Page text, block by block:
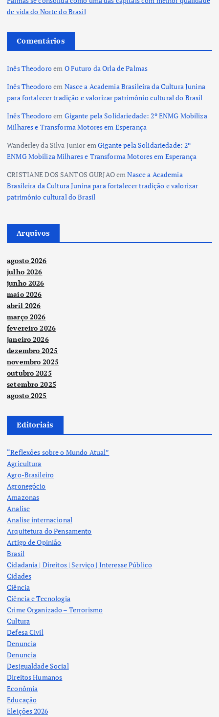
de vida do Norte do Brasil
Comentários
Inês Theodoroem O Futuro da Orla de Palmas
Inês Theodoroem Nasce a Academia Brasileira da Cultura Junina
para fortalecer tradição e valorizar patrimônio cultural do Brasil
Inês Theodoroem Gigante pela Solidariedade: 2º ENMG Mobiliza
Milhares e Transforma Motores em Esperança
Wanderley da Silva JunioremGigante pela Solidariedade: 2º
ENMG Mobiliza Milhares e Transforma Motores em Esperança
CRISTIANE DOS SANTOS GURJAOemNasce a Academia
Brasileira da Cultura Junina para fortalecer tradição e valorizar
patrimônio cultural do Brasil
Arquivos
agosto 2026
julho 2026
junho 2026
maio 2026
abril 2026
março 2026
fevereiro 2026
janeiro 2026
dezembro 2025
novembro 2025
outubro 2025
setembro 2025
agosto 2025
Editoriais
“Reflexões sobre o Mundo Atual”
Agricultura
Agro-Brasileiro
Agronegócio
Amazonas
Analise
Analise internacional
Arquitetura do Pensamento
Artigo de Opinião
Brasil
Cidadania | Direitos | Serviço | Interesse Público
Cidades
Ciência
Ciência e Tecnologia
Crime Organizado – Terrorismo
Cultura
Defesa Civil
Denuncia
Denuncia
Desigualdade Social
Direitos Humanos
Econômia
Educação
Eleições 2026